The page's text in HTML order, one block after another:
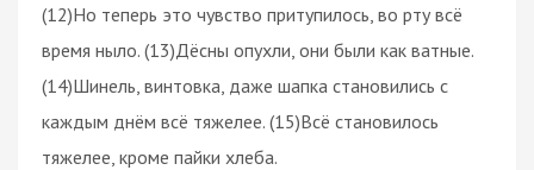
(12)Но теперь это чувство притупилось, во рту всё
время ныло. (13)Дёсны опухли, они были как ватные.
(14)Шинель, винтовка, даже шапка становились с
каждым днём всё тяжелее. (15)Всё становилось
тяжелее, кроме пайки хлеба.